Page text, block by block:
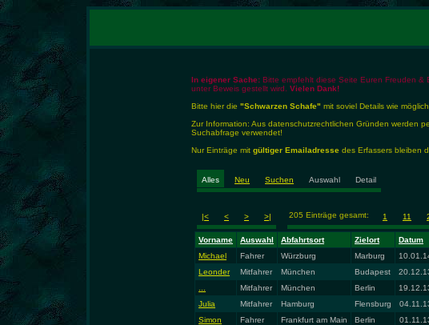
In eigener Sache: Bitte empfehlt diese Seite Euren Freuden &
unter Beweis gestellt wird. Vielen Dank!
Bitte hier die "Schwarzen Schafe" mit soviel Details wie
Zur Information: Aus datenschutzrechtlichen Gründen werden
Suchabfrage verwendet!
Nur Einträge mit gültiger Emailadresse des Erfassers bleiben
Alles Neu Suchen Auswahl Detail
|< < > >| 205 Einträge gesamt: 1 11
Vorname Auswahl Abfahrtsort Zielort
Datum
Michael
Fahrer Würzburg Marburg
Leonder
Mitfahrer München Budapest
Mitfahrer München Berlin
Julia
Mitfahrer Hamburg Flensburg
Simon
Fahrer Frankfurt am Main Berlin